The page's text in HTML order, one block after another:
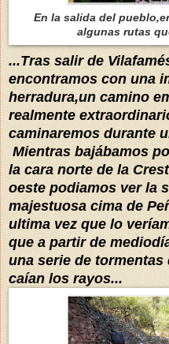
En la salida del
algunas rutas
...Tras salir de
encontramos con una
herradura,un camino
realmente
caminaremos durante
Mientras bajábamos
la cara norte de la
oeste podiamos ver la
majestuosa cima de
ultima vez que lo
que a partir de
una serie de
caían los rayos...